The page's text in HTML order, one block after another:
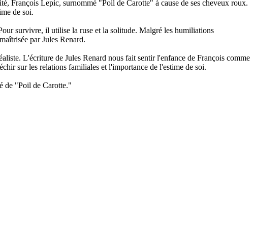
François Lepic, surnommé "Poil de Carotte" à cause de ses cheveux roux.
de soi.
survivre, il utilise la ruse et la solitude. Malgré les humiliations
par Jules Renard.
L'écriture de Jules Renard nous fait sentir l'enfance de François comme
sur les relations familiales et l'importance de l'estime de soi.
de "Poil de Carotte."